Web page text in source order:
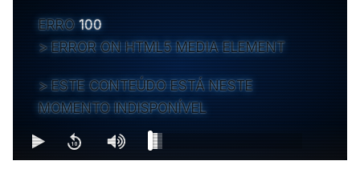
ERRO 100
ERROR ON HTML5 MEDIA ELEMENT
ESTE CONTEÚDO ESTÁ NESTE
MOMENTO INDISPONÍVEL